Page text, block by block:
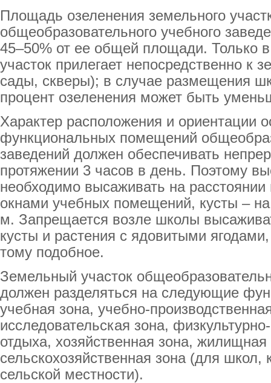
Площадь озеленения земельного
общеобразовательного учебного
45–50% от ее общей площади. Только
участок прилегает непосредственно к
сады, скверы); в случае размещения
процент озеленения может быть
Характер расположения и ориентации
функциональных помещений
заведений должен обеспечивать
протяжении 3 часов в день. Поэтому
необходимо высаживать на
окнами учебных помещений, кусты –
м. Запрещается возле школы
кусты и растения с ядовитыми
тому подобное.
Земельный участок
должен разделяться на следующие
учебная зона, учебно-
исследовательская зона,
отдыха, хозяйственная зона, жилищная
сельскохозяйственная зона (для
сельской местности).